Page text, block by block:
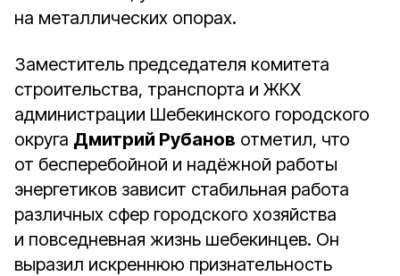
на металлических опорах.
Заместитель председателя комитета
строительства, транспорта и ЖКХ
администрации Шебекинского городского
округа Дмитрий Рубанов отметил, что
от бесперебойной и надёжной работы
энергетиков зависит стабильная работа
различных сфер городского хозяйства
и повседневная жизнь шебекинцев. Он
выразил искреннюю признательность